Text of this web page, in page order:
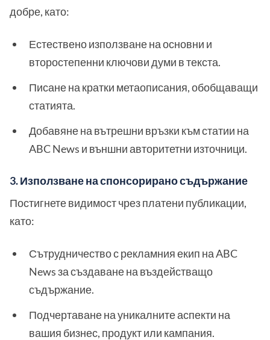
добре, като:
Естествено използване на основни и
второстепенни ключови думи в текста.
Писане на кратки метаописания, обобщаващи
статията.
Добавяне на вътрешни връзки към статии на
ABC News и външни авторитетни източници.
3. Използване на спонсорирано съдържание
Постигнете видимост чрез платени публикации,
като:
Сътрудничество с рекламния екип на ABC
News за създаване на въздействащо
съдържание.
Подчертаване на уникалните аспекти на
вашия бизнес, продукт или кампания.